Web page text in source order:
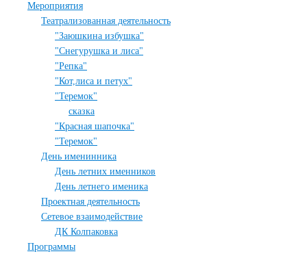
Мероприятия
Театрализованная деятельность
"Заюшкина избушка"
"Снегурушка и лиса"
"Репка"
"Кот,лиса и петух"
"Теремок"
сказка
"Красная шапочка"
"Теремок"
День именинника
День летних именников
День летнего именика
Проектная деятельность
Сетевое взаимодействие
ДК Колпаковка
Программы